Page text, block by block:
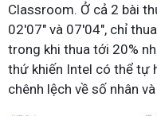
Classroom. Ở cả 2 bài
02'07" và 07'04", chỉ
trong khi thua tới 20%
thứ khiến Intel có thể tự
chênh lệch về số nhân